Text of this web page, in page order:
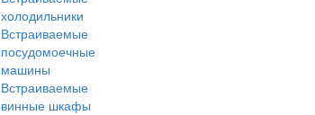
холодильники
Встраиваемые
посудомоечные
машины
Встраиваемые
винные шкафы